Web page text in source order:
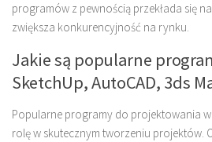
programów z pewnością przekłada się
zwiększa konkurencyjność na rynku.
Jakie są popularne
SketchUp, AutoCAD, 3ds
Popularne programy do projektowania
rolę w skutecznym tworzeniu projektów.